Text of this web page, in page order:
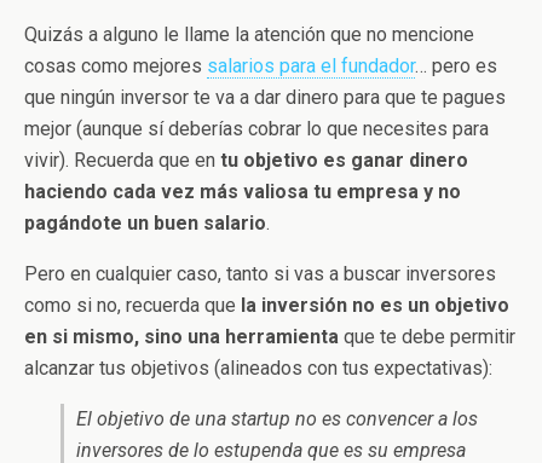
Quizás a alguno le llame la atención que no mencione
cosas como mejores salarios para el fundador… pero es
que ningún inversor te va a dar dinero para que te pagues
mejor (aunque sí deberías cobrar lo que necesites para
vivir). Recuerda que en tu objetivo es ganar dinero
haciendo cada vez más valiosa tu empresa y no
pagándote un buen salario.
Pero en cualquier caso, tanto si vas a buscar inversores
como si no, recuerda que la inversión no es un objetivo
en si mismo, sino una herramienta que te debe permitir
alcanzar tus objetivos (alineados con tus expectativas):
El objetivo de una startup no es convencer a los
inversores de lo estupenda que es su empresa